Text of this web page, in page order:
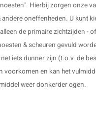
Hierbij zorgen onze
oneffenheden. U kunt
de primaire zichtzijden -
& scheuren gevuld
iets dunner zijn (t.o.v. de
en kan het
weer donkerder ogen.